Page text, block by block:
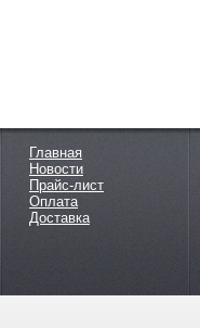
Главная
Новости
Прайс-лист
Оплата
Доставка